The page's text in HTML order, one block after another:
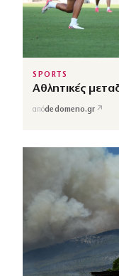
SPORTS
Αθλητικές
απόdedomeno.gr ↗